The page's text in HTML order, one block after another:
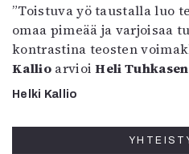
”Toistuva yö taustalla luo
omaa pimeää ja varjoisaa
kontrastina teosten
KallioarvioiHeli Tuhkasen
Helki Kallio